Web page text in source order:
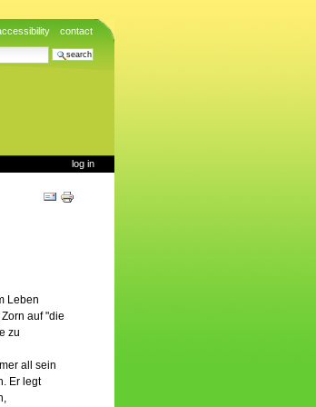
contact
log in
Document
Actions
Leben
auf "die
zu
all sein
Er legt